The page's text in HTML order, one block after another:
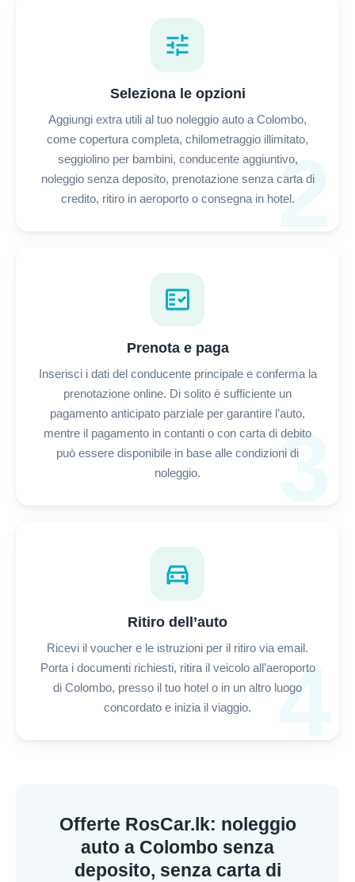
2
tune
Seleziona le opzioni
Aggiungi extra utili al tuo noleggio auto a Colombo,
come copertura completa, chilometraggio illimitato,
seggiolino per bambini, conducente aggiuntivo,
noleggio senza deposito, prenotazione senza carta di
credito, ritiro in aeroporto o consegna in hotel.
3
fact_check
Prenota e paga
Inserisci i dati del conducente principale e conferma la
prenotazione online. Di solito è sufficiente un
pagamento anticipato parziale per garantire l’auto,
mentre il pagamento in contanti o con carta di debito
può essere disponibile in base alle condizioni di
noleggio.
4
directions_car
Ritiro dell’auto
Ricevi il voucher e le istruzioni per il ritiro via email.
Porta i documenti richiesti, ritira il veicolo all’aeroporto
di Colombo, presso il tuo hotel o in un altro luogo
concordato e inizia il viaggio.
Offerte RosCar.lk: noleggio
auto a Colombo senza
deposito, senza carta di